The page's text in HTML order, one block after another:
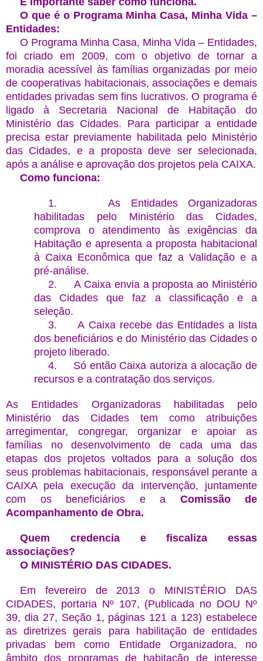
O que é o Programa Minha Casa, Minha Vida –
Entidades:
O Programa Minha Casa, Minha Vida – Entidades,
foi criado em 2009, com o objetivo de tornar a
moradia acessível às famílias organizadas por meio
de cooperativas habitacionais, associações e demais
entidades privadas sem fins lucrativos. O programa é
ligado à Secretaria Nacional de Habitação do
Ministério das Cidades. Para participar a entidade
precisa estar previamente habilitada pelo Ministério
das Cidades, e a proposta deve ser selecionada,
após a análise e aprovação dos projetos pela CAIXA.
Como funciona:
1.
As Entidades Organizadoras
habilitadas pelo Ministério das Cidades,
comprova o atendimento às exigências da
Habitação e apresenta a proposta habitacional
à Caixa Econômica que faz a Validação e a
pré-análise.
2.
A Caixa envia a proposta ao Ministério
das Cidades que faz a classificação e a
seleção.
3.
A Caixa recebe das Entidades a lista
dos beneficiários e do Ministério das Cidades o
projeto liberado.
4.
Só então Caixa autoriza a alocação de
recursos e a contratação dos serviços.
As Entidades Organizadoras habilitadas pelo
Ministério das Cidades tem como atribuições
arregimentar, congregar, organizar e apoiar as
famílias no desenvolvimento de cada uma das
etapas dos projetos voltados para a solução dos
seus problemas habitacionais, responsável perante a
CAIXA pela execução da intervenção, juntamente
com os beneficiários e a Comissão de
Acompanhamento de Obra.
Quem credencia e fiscaliza essas
associações?
O MINISTÉRIO DAS CIDADES.
Em fevereiro de 2013 o MINISTÉRIO DAS
CIDADES, portaria Nº 107, (Publicada no DOU Nº
39, dia 27, Seção 1, páginas 121 a 123) estabelece
as diretrizes gerais para habilitação de entidades
privadas bem como Entidade Organizadora, no
âmbito dos programas de habitação de interesse